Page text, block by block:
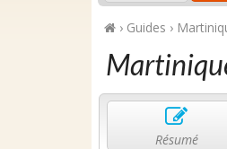
› Guides ›
Résumé